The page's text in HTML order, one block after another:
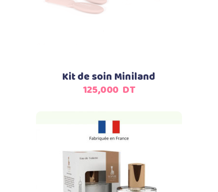
Kit de soin Miniland
125,000 DT
Ajouter au panier